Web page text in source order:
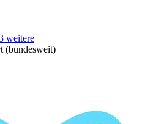
weitere
(bundesweit)